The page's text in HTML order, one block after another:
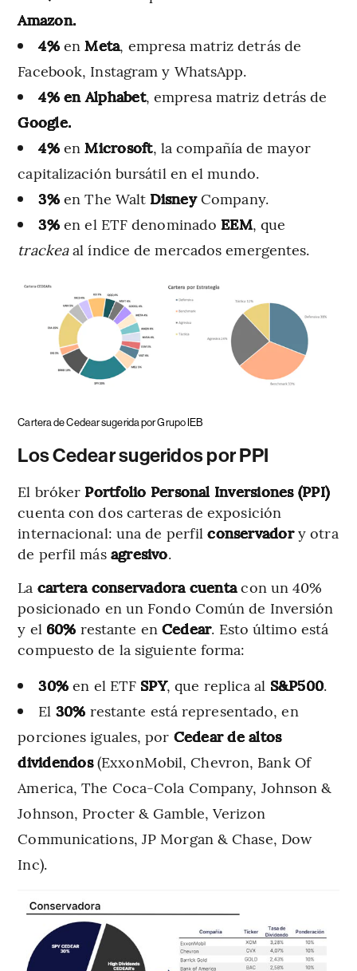
Amazon.
4%enMeta, empresa matriz detrás de
Facebook, Instagram y WhatsApp.
4% en Alphabet, empresa matriz detrás de
Google.
4%enMicrosoft, la compañía de mayor
capitalización bursátil en el mundo.
3%en The Walt DisneyCompany.
3%en el ETF denominado EEM, que
trackeaal índice de mercados emergentes.
Cartera de Cedear sugerida por Grupo IEB
Los Cedear sugeridos por PPI
El bróker Portfolio Personal Inversiones (PPI)
cuenta con dos carteras de exposición
internacional: una de perfilconservadory otra
de perfil más agresivo.
La cartera conservadora cuentacon un 40%
posicionado en un Fondo Común de Inversión
y el 60% restante en Cedear. Esto último está
compuesto de la siguiente forma:
30% en el ETF SPY, que replica al S&P500.
El 30% restante está representado, en
porciones iguales, por Cedear de altos
dividendos(ExxonMobil, Chevron, Bank Of
America, The Coca-Cola Company, Johnson &
Johnson, Procter & Gamble, Verizon
Communications, JP Morgan & Chase, Dow
Inc).